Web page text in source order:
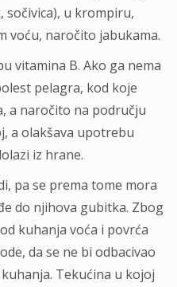
sočivica), u krompiru,
voću, naročito jabukama.
vitamina B. Ako ga nema
pelagra, kod koje
a naročito na području
a olakšava upotrebu
iz hrane.
pa se prema tome mora
do njihova gubitka. Zbog
kuhanja voća i povrća
da se ne bi odbacivao
Tekućina u kojoj